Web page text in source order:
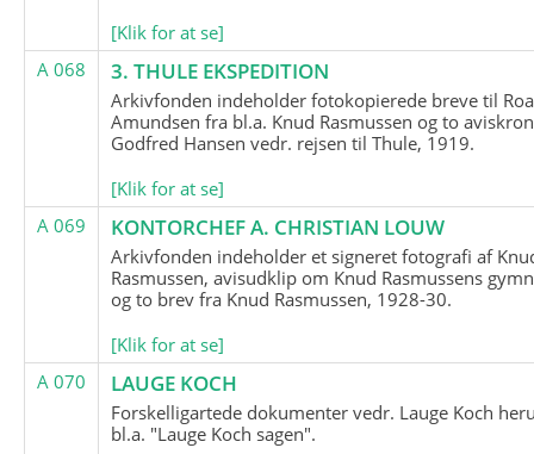
[Klik for at se]
A 068
3. THULE EKSPEDITION
Arkivfonden indeholder fotokopierede breve til
Amundsen fra bl.a. Knud Rasmussen og to
Godfred Hansen vedr. rejsen til Thule, 1919.
[Klik for at se]
A 069
KONTORCHEF A. CHRISTIAN LOUW
Arkivfonden indeholder et signeret fotografi af
Rasmussen, avisudklip om Knud Rasmussens
og to brev fra Knud Rasmussen, 1928-30.
[Klik for at se]
A 070
LAUGE KOCH
Forskelligartede dokumenter vedr. Lauge Koch
bl.a. "Lauge Koch sagen".